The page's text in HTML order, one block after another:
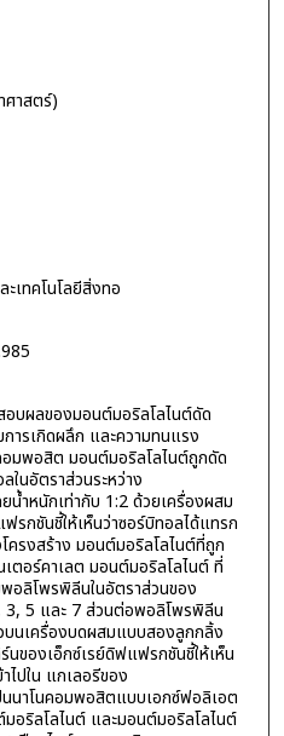
าสตร์)
เทคโนโลยีสิ่งทอ
บผลของมอนต์มอริลโลไนต์ดัด
รเกิดผลึก และความทนแรง
มพอสิต มอนต์มอริลโลไนต์ถูกดัด
ในอัตราส่วนระหว่าง
น้ำหนักเท่ากับ 1:2 ด้วยเครื่องผสม
รกชันชี้ให้เห็นว่าซอร์บิทอลได้แทรก
ครงสร้าง มอนต์มอริลโลไนต์ที่ถูก
ตอร์คาเลต มอนต์มอริลโลไนต์ ที่
อลิโพรพิลีนในอัตราส่วนของ
3, 5 และ 7 ส่วนต่อพอลิโพรพิลีน
นเครื่องบดผสมแบบสองลูกกลิ้ง
ของเอ็กซ์เรย์ดิฟแฟรกชันชี้ให้เห็น
ไปใน แกเลอรีของ
นาโนคอมพอสิตแบบเอกซ์ฟอลิเอต
อริลโลไนต์ และมอนต์มอริลโลไนต์